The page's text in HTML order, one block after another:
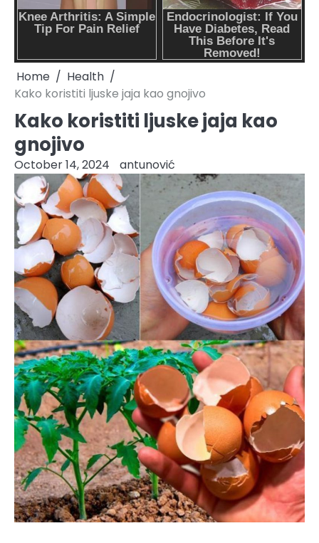
Home
Health
Kako koristiti ljuske jaja kao gnojivo
Kako koristiti ljuske jaja kao
gnojivo
October 14, 2024 antunović